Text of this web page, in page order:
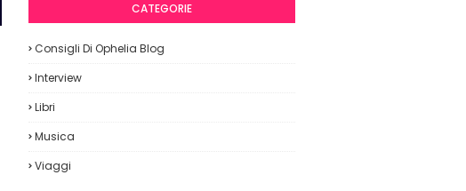
CATEGORIE
Consigli Di Ophelia Blog
Interview
Libri
Musica
Viaggi